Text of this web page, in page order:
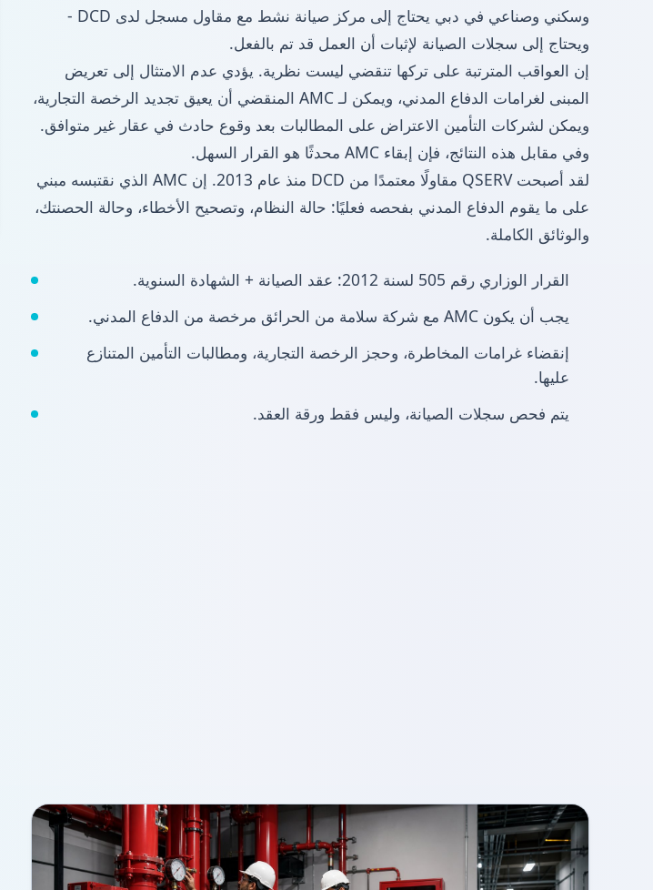
وسكني وصناعي في دبي يحتاج إلى مركز صيانة نشط مع مقاول مسجل لدى DCD -
ويحتاج إلى سجلات الصيانة لإثبات أن العمل قد تم بالفعل.
إن العواقب المترتبة على تركها تنقضي ليست نظرية. يؤدي عدم الامتثال إلى تعريض
المبنى لغرامات الدفاع المدني، ويمكن لـ AMC المنقضي أن يعيق تجديد الرخصة التجارية،
ويمكن لشركات التأمين الاعتراض على المطالبات بعد وقوع حادث في عقار غير متوافق.
وفي مقابل هذه النتائج، فإن إبقاء AMC محدثًا هو القرار السهل.
لقد أصبحت QSERV مقاولًا معتمدًا من DCD منذ عام 2013. إن AMC الذي نقتبسه مبني
على ما يقوم الدفاع المدني بفحصه فعليًا: حالة النظام، وتصحيح الأخطاء، وحالة الحصنتك،
والوثائق الكاملة.
القرار الوزاري رقم 505 لسنة 2012: عقد الصيانة + الشهادة السنوية.
يجب أن يكون AMC مع شركة سلامة من الحرائق مرخصة من الدفاع المدني.
إنقضاء غرامات المخاطرة، وحجز الرخصة التجارية، ومطالبات التأمين المتنازع
عليها.
يتم فحص سجلات الصيانة، وليس فقط ورقة العقد.